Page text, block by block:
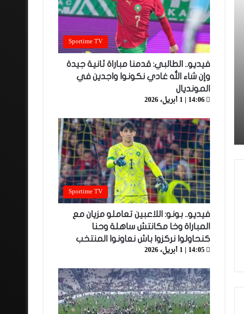
Sportime TV
فيديو.. الطالبي: قدمنا مباراة ثانية جيدة
وإن شاء الله غادي نكونوا واجدين في
المونديال
14:06 | 1 أبريل، 2026
Sportime TV
فيديو.. بونو: اللاعبين تعاملو مزيان مع
المباراة وخا مكانتش ساهلة وحنا
كنحاولوا نركزوا باش نعاونوا المنتخب
14:05 | 1 أبريل، 2026